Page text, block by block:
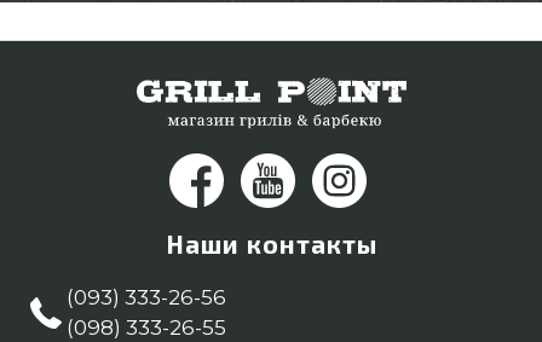
Наши контакты
(093) 333-26-56
(098) 333-26-55